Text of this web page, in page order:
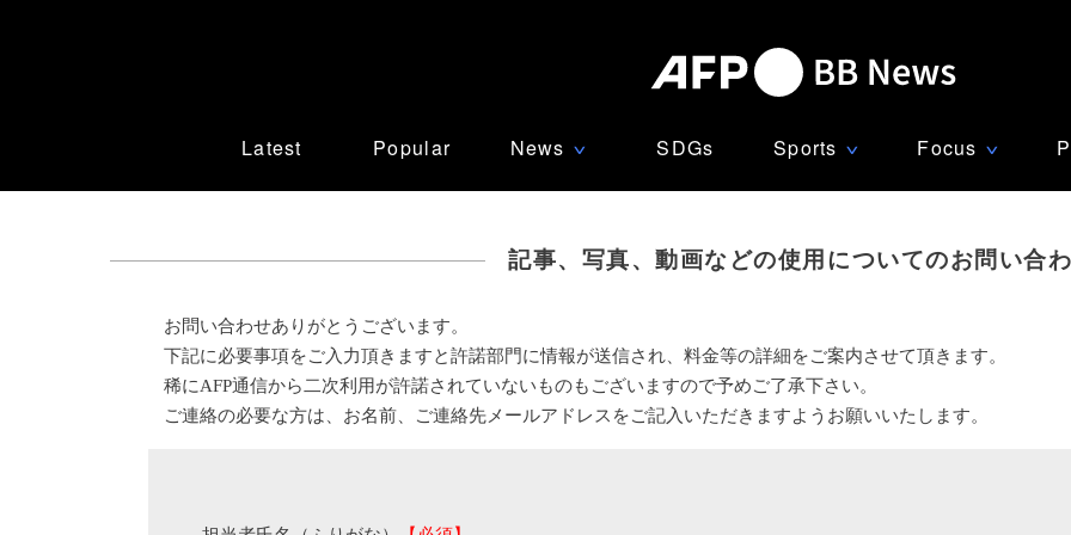
Latest Popular News ∨ SDGs Sports ∨ Focus ∨
記事、写真、動画などの使用についてのお問い合
お問い合わせありがとうございます。
下記に必要事項をご入力頂きますと許諾部門に情報が送信され、料金等の詳細をご案内させて頂きます。
稀にAFP通信から二次利用が許諾されていないものもございますので予めご了承下さい。
ご連絡の必要な方は、お名前、ご連絡先メールアドレスをご記入いただきますようお願いいたします。